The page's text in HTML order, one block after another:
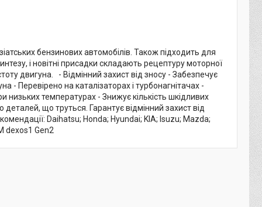
бензинових автомобілів. Також підходить для
і новітні присадки складають рецептуру моторної
двигуна. - Відмінний захист від зносу - Забезпечує
- Перевірено на каталізаторах і турбонагнітачах -
низьких температурах - Знижує кількість шкідливих
що труться. Гарантує відмінний захист від
Daihatsu; Honda; Hyundai; KIA; Isuzu; Mazda;
dexos1 Gen2